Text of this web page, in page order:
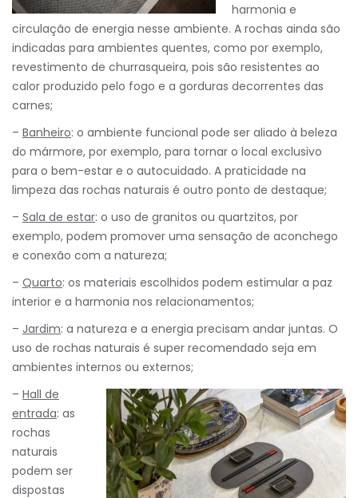
harmonia e
circulação de energia nesse ambiente. A rochas ainda são
indicadas para ambientes quentes, como por exemplo,
revestimento de churrasqueira, pois são resistentes ao
calor produzido pelo fogo e a gorduras decorrentes das
carnes;
– Banheiro: o ambiente funcional pode ser aliado à beleza
do mármore, por exemplo, para tornar o local exclusivo
para o bem-estar e o autocuidado. A praticidade na
limpeza das rochas naturais é outro ponto de destaque;
– Sala de estar: o uso de granitos ou quartzitos, por
exemplo, podem promover uma sensação de aconchego
e conexão com a natureza;
– Quarto: os materiais escolhidos podem estimular a paz
interior e a harmonia nos relacionamentos;
– Jardim: a natureza e a energia precisam andar juntas. O
uso de rochas naturais é super recomendado seja em
ambientes internos ou externos;
– Hall de
entrada: as
rochas
naturais
podem ser
dispostas